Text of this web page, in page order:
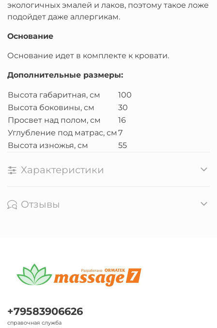
экологичных эмалей и лаков, поэтому такое ложе
подойдет даже аллергикам.
Основание
Основание идет в комплекте к кровати.
Дополнительные размеры:
Высота габаритная, см
100
Высота боковины, см
30
Просвет над полом, см
16
Углубление под матрас, см 7
Высота изножья, см
55
Характеристики
Отзывы
+79583906626
справочная служба